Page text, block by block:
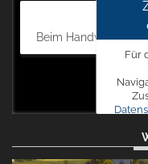
Beim Handweiser
Für